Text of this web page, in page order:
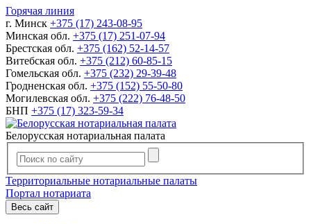
Горячая линия
г. Минск +375 (17) 243-08-95
Минская обл. +375 (17) 251-07-94
Брестская обл. +375 (162) 52-14-57
Витебская обл. +375 (212) 60-85-15
Гомельская обл. +375 (232) 29-39-48
Гродненская обл. +375 (152) 55-50-80
Могилевская обл. +375 (222) 76-48-50
БНП +375 (17) 323-59-34
Белорусская нотариальная палата
Территориальные нотариальные палаты
Портал нотариата
Весь сайт